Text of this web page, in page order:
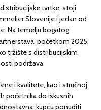
tvrtke, stoji
Slovenije i jedan od
Na temelju bogatog
početkom 2025.
tržište s distribucijskim
podržava.
i kvalitete, kao i stručnoj
početnika do iskusnih
kupcu ponuditi